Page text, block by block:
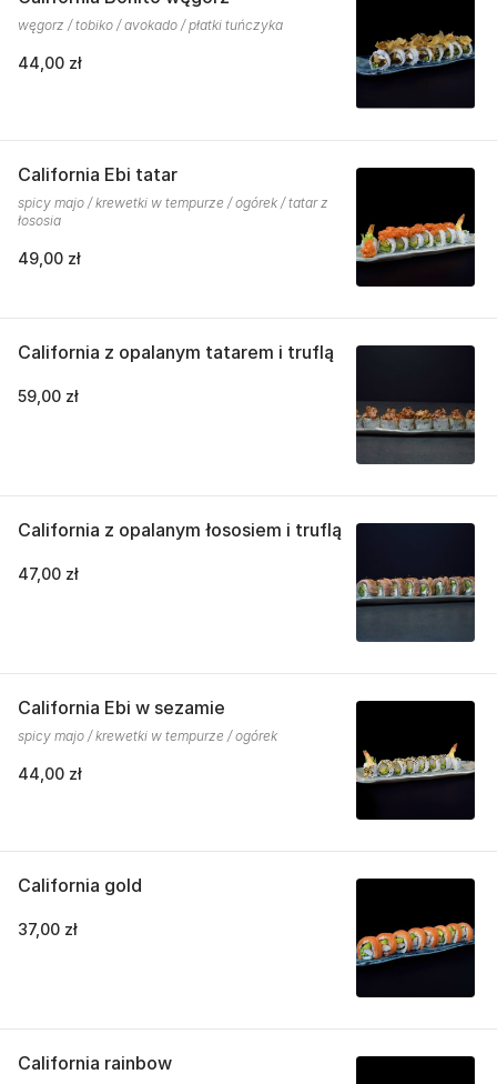
węgorz / tobiko / avokado / płatki tuńczyka
44,00 zł
California Ebi tatar
spicy majo / krewetki w tempurze / ogórek / tatar z
łososia
49,00 zł
California z opalanym tatarem i truflą
59,00 zł
California z opalanym łososiem i truflą
47,00 zł
California Ebi w sezamie
spicy majo / krewetki w tempurze / ogórek
44,00 zł
California gold
37,00 zł
California rainbow